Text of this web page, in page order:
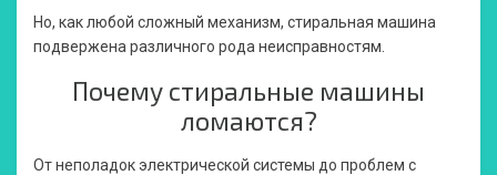
Но, как любой сложный механизм, стиральная машина
подвержена различного рода неисправностям.
Почему стиральные машины
ломаются?
От неполадок электрической системы до проблем с